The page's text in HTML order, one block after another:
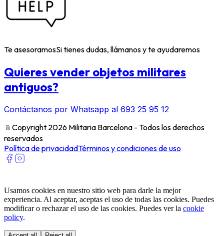
Te asesoramosSi tienes dudas, llámanos y te ayudaremos
Quieres vender objetos militares
antiguos?
Contáctanos por Whatsapp al 693 25 95 12
﹫ Copyright 2026 Militaria Barcelona - Todos los derechos
reservados
Política de privacidadTérminos y condiciones de uso
Usamos cookies en nuestro sitio web para darle la mejor
experiencia. Al aceptar, aceptas el uso de todas las cookies. Puedes
modificar o rechazar el uso de las cookies. Puedes ver la cookie
policy.